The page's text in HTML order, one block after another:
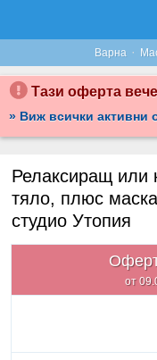
Варна ·
Тази оферта
» Виж всички активни
Релаксиращ или
тяло, плюс
студио Утопия
от